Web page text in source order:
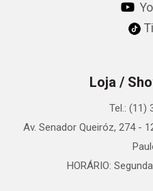
Loja /
Tel.: (11)
Av. Senador Queiróz, 274 -
HORÁRIO: